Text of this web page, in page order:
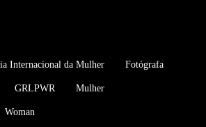
Internacional da Mulher Fotógrafa
GRLPWR Mulher
Woman